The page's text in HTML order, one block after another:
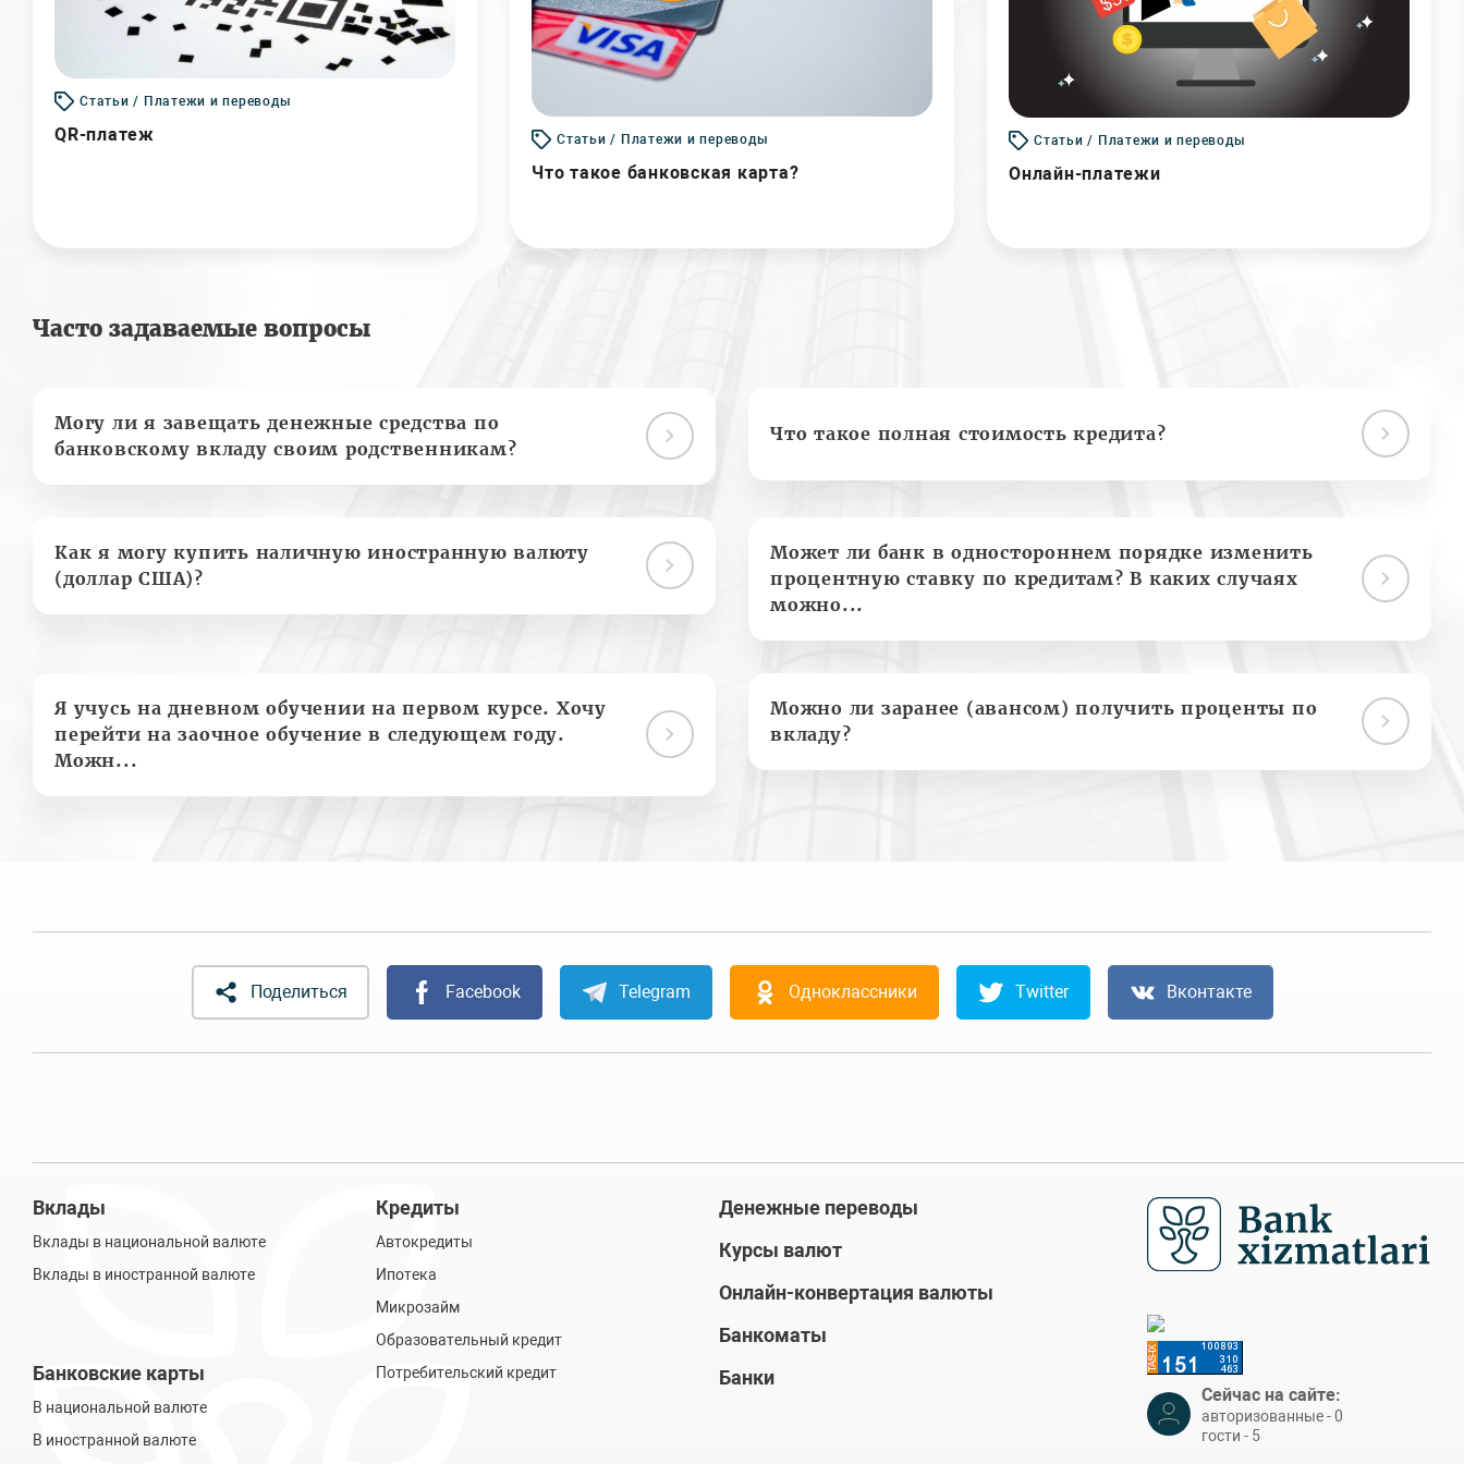
Статьи / Платежи и переводы
QR-платеж Статьи / Платежи и переводы
Что такое банковская карта?
Статьи / Платежи и переводы
Онлайн-платежи
Часто задаваемые вопросы
Могу ли я завещать денежные средства по
банковскому вкладу своим родственникам?
Что такое полная стоимость кредита?
Как я могу купить наличную иностранную валюту
(доллар США)?
Может ли банк в одностороннем порядке изменить
процентную ставку по кредитам? В каких случаях
можно...
Я учусь на дневном обучении на первом курсе. Хочу
перейти на заочное обучение в следующем году.
Можн...
Можно ли заранее (авансом) получить проценты по
вкладу?
Поделиться Facebook Telegram Одноклассники Twitter Вконтакте
Вклады
Вклады в национальной валюте
Вклады в иностранной валюте
Банковские карты
В национальной валюте
В иностранной валюте
Кредиты
Автокредиты
Ипотека
Микрозайм
Образовательный кредит
Потребительский кредит
Денежные переводы
Курсы валют
Онлайн-конвертация валюты
Банкоматы
Банки
Сейчас на сайте:
авторизованные - 0
гости - 5